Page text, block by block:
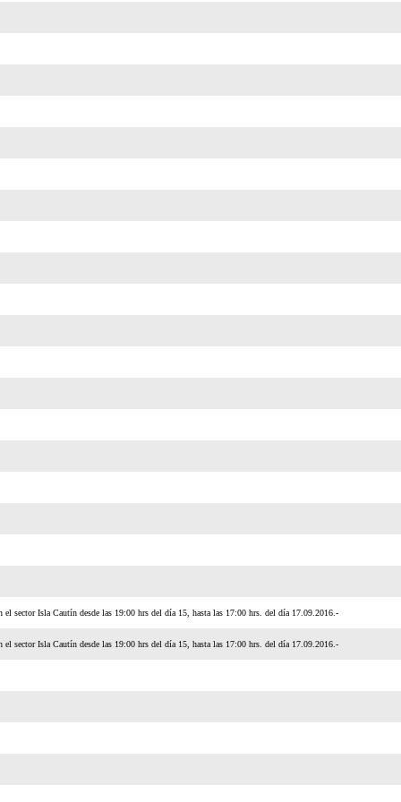
el sector Isla Cautín desde las 19:00 hrs del día 15, hasta las 17:00 hrs. del día 17.09.2016.-
el sector Isla Cautín desde las 19:00 hrs del día 15, hasta las 17:00 hrs. del día 17.09.2016.-